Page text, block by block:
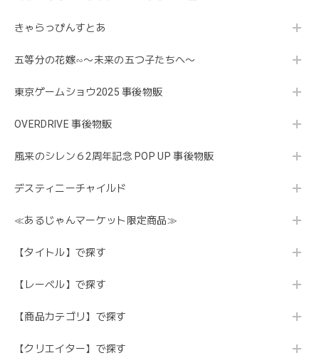
きゃらっぴんすとあ
五等分の花嫁∽〜未来の五つ子たちへ〜
東京ゲームショウ2025 事後物販
OVERDRIVE 事後物販
風来のシレン６2周年記念 POP UP 事後物販
デスティニーチャイルド
≪あるじゃんマーケット限定商品≫
【タイトル】で探す
【レーベル】で探す
【商品カテゴリ】で探す
【クリエイター】で探す